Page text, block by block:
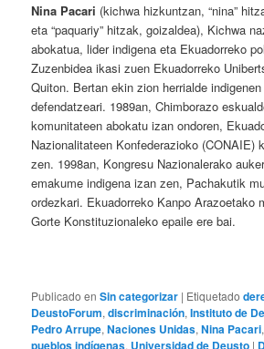
Nina Pacari (kichwa hizkuntzan, “nina”
eta “paquariy” hitzak, goizaldea), Kichwa
abokatua, lider indigena eta Ekuadorreko
Zuzenbidea ikasi zuen Ekuadorreko
Quiton. Bertan ekin zion herrialde
defendatzeari. 1989an, Chimborazo
komunitateen abokatu izan ondoren,
Nazionalitateen Konfederazioko (CONAIE)
zen. 1998an, Kongresu Nazionalerako
emakume indigena izan zen, Pachakutik
ordezkari. Ekuadorreko Kanpo Arazoetako
Gorte Konstituzionaleko epaile ere bai.
Publicado en Sin categorizar | Etiquetado
DeustoForum,discriminación,Instituto de
Pedro Arrupe,Naciones Unidas,Nina Pacari
pueblos indígenas, Universidad de Deusto |